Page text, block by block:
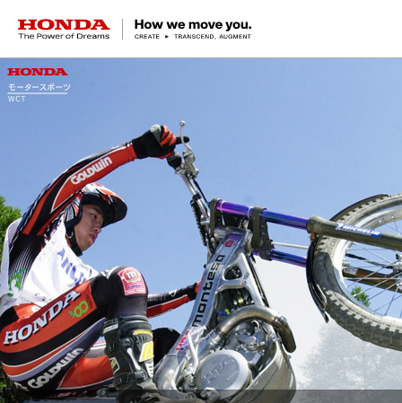
HONDA The Power of Dreams